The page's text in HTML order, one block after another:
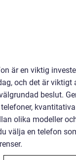
är en viktig
och det är viktigt
beslut.
olika modeller
välja en telefon